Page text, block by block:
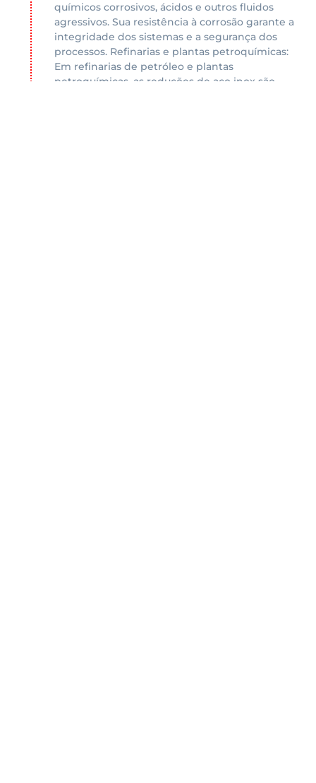
químicos corrosivos, ácidos e outros fluidos
agressivos. Sua resistência à corrosão garante a
integridade dos sistemas e a segurança dos
processos. Refinarias e plantas petroquímicas:
Em refinarias de petróleo e plantas
petroquímicas, as reduções de aço inox são